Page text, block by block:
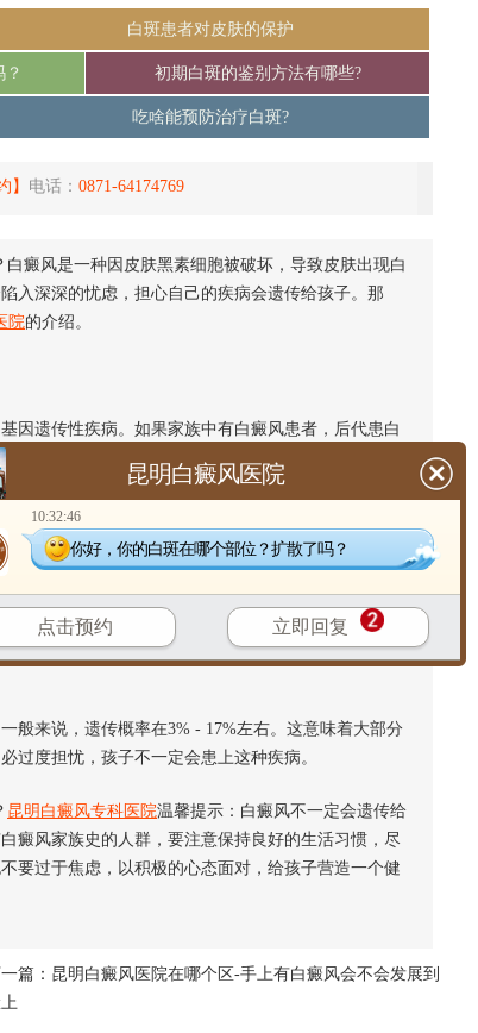
白斑患者对皮肤的保护
初期白斑的鉴别方法有哪些?
吃啥能预防治疗白斑?
】 电话： 0871-64174769
癜风是一种因皮肤黑素细胞被破坏，导致皮肤出现白
入深深的忧虑，担心自己的疾病会遗传给孩子。那
院的介绍。
遗传性疾病。如果家族中有白癜风患者，后代患白
素，并非是决定是否发病的必要条件。
。长期的精神压力、不良的生活习惯、皮肤外伤、
遗传基因，但如果能保持健康的生活方式，避免不良
来说，遗传概率在3% - 17%左右。这意味着大部分
过度担忧，孩子不一定会患上这种疾病。
昆明白癜风专科医院温馨提示：白癜风不一定会遗传给
癜风家族史的人群，要注意保持良好的生活习惯，尽
要过于焦虑，以积极的心态面对，给孩子营造一个健
篇： 昆明白癜风医院在哪个区-手上有白癜风会不会发展到
昆明白癜风医院
10:32:46
你好，你的白斑在哪个部位？扩散了吗？
点击预约 立即回复